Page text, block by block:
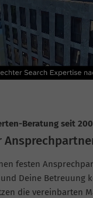
Beratung seit
festen
Deine Betreuung
die vereinbarten